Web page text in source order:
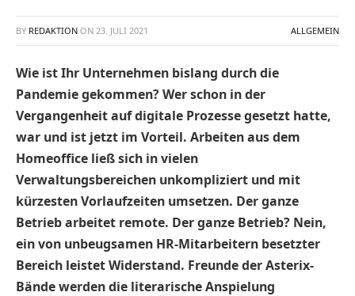
BY REDAKTION ON 23. JULI 2021 ALLGEMEIN
Wie ist Ihr Unternehmen bislang durch die
Pandemie gekommen? Wer schon in der
Vergangenheit auf digitale Prozesse gesetzt hatte,
war und ist jetzt im Vorteil. Arbeiten aus dem
Homeoffice ließ sich in vielen
Verwaltungsbereichen unkompliziert und mit
kürzesten Vorlaufzeiten umsetzen. Der ganze
Betrieb arbeitet remote. Der ganze Betrieb? Nein,
ein von unbeugsamen HR-Mitarbeitern besetzter
Bereich leistet Widerstand. Freunde der Asterix-
Bände werden die literarische Anspielung